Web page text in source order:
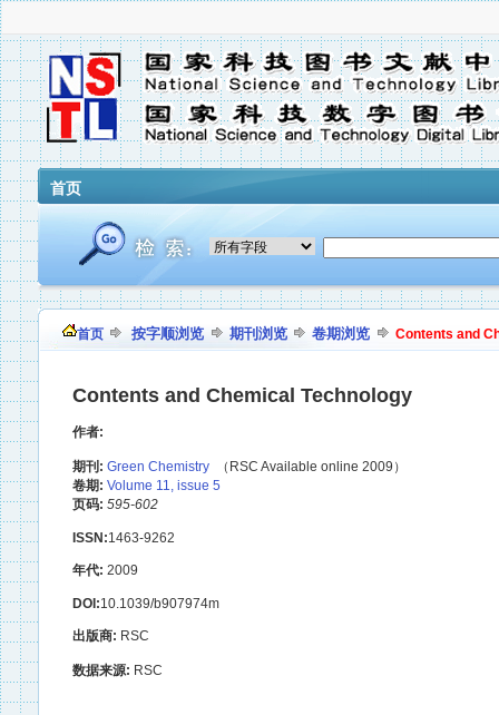
首页
首页 按字顺浏览 期刊浏览 卷期浏览 Contents and
Contents and Chemical Technology
作者:
期刊: Green Chemistry （RSC Available online 2009）
卷期: Volume 11, issue 5
页码: 595-602
ISSN:1463-9262
年代: 2009
DOI:10.1039/b907974m
出版商: RSC
数据来源: RSC